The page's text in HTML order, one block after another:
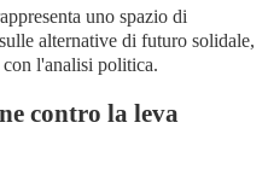
uno spazio di
alternative di futuro solidale,
l'analisi politica.
contro la leva